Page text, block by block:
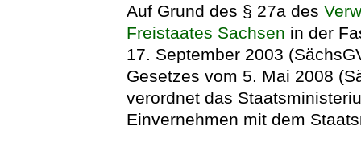
Auf Grund des § 27a des
Freistaates Sachsen in der
17. September 2003
Gesetzes vom 5. Mai 2008
verordnet das
Einvernehmen mit dem